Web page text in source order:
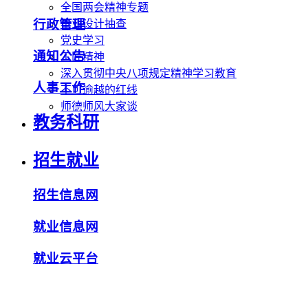
全国两会精神专题
毕业设计抽查
党史学习
工匠精神
深入贯彻中央八项规定精神学习教育
不可逾越的红线
师德师风大家谈
行政管理
通知公告
人事工作
教务科研
招生就业
招生信息网
就业信息网
就业云平台